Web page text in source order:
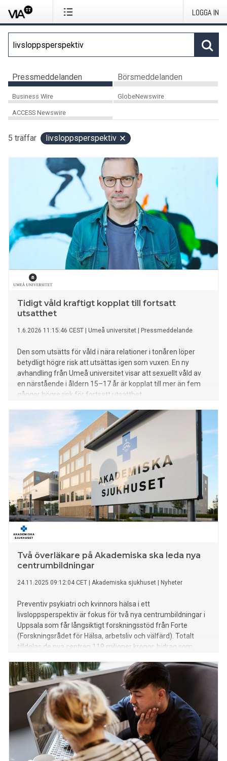
LOGGA IN
Pressmeddelanden Börsmeddelanden
Business Wire GlobeNewswire
ACCESS Newswire
5 träffar livsloppsperspektiv
Tidigt våld kraftigt kopplat till fortsatt
utsatthet
1.6.2026 11:15:46 CEST Umeå universitet Pressmeddelande
Den som utsätts för våld i nära relationer i tonåren löper
betydligt högre risk att utsättas igen som vuxen. En ny
avhandling från Umeå universitet visar att sexuellt våld av
en närstående i åldern 15–17 år är kopplat till mer än fem
gånger högre risk för fortsatt utsatthet.
Två överläkare på Akademiska ska leda nya
centrumbildningar
24.11.2025 09:12:04 CET Akademiska sjukhuset Nyheter
Preventiv psykiatri och kvinnors hälsa i ett
livsloppsperspektiv är fokus för två nya centrumbildningar i
Uppsala som får långsiktigt forskningsstöd från Forte
(Forskningsrådet för Hälsa, arbetsliv och välfärd). Totalt
tilldelas de nya centren 119 miljoner kronor, bidrag som
organisatoriskt att tillhöra Uppsala universitet och ledas av
överläkare på Akademiska sjukhuset.